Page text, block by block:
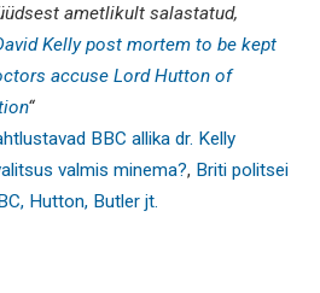
ametlikult salastatud,
Kelly post mortem to be kept
accuse Lord Hutton of
“
BBC allika dr. Kelly
valmis minema?, Briti politsei
Hutton, Butler jt.